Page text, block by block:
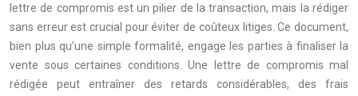
lettre de compromis est un pilier de la transaction, mais la rédiger
sans erreur est crucial pour éviter de coûteux litiges. Ce document,
bien plus qu’une simple formalité, engage les parties à finaliser la
vente sous certaines conditions. Une lettre de compromis mal
rédigée peut entraîner des retards considérables, des frais